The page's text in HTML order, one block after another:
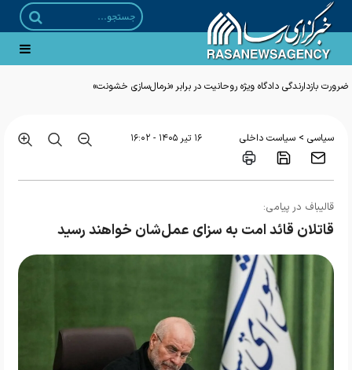
ضرورت بازدارندگی دادگاه ویژه روحانیت در برابر «نرمال‌سازی خشونت»
سیاسی > سیاست داخلی ۱۶ تير ۱۴۰۵ - ۱۶:۰۲
قالیباف در پیامی:
قاتلان قائد امت به سزای عمل‌شان خواهند رسید